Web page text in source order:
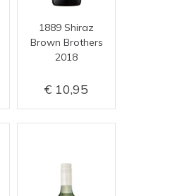
1889 Shiraz
Brown Brothers
2018
10,95